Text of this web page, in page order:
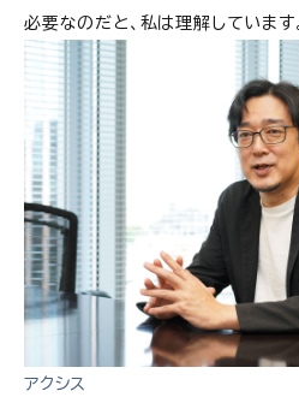
必要なのだと、私は理解しています
アクシス